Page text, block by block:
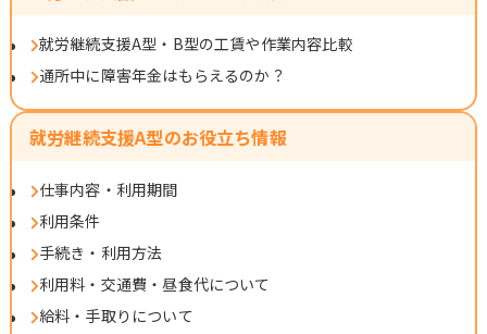
就労継続支援A型・B型の工賃や作業内容比較
通所中に障害年金はもらえるのか？
就労継続支援A型のお役立ち情報
仕事内容・利用期間
利用条件
手続き・利用方法
利用料・交通費・昼食代について
給料・手取りについて